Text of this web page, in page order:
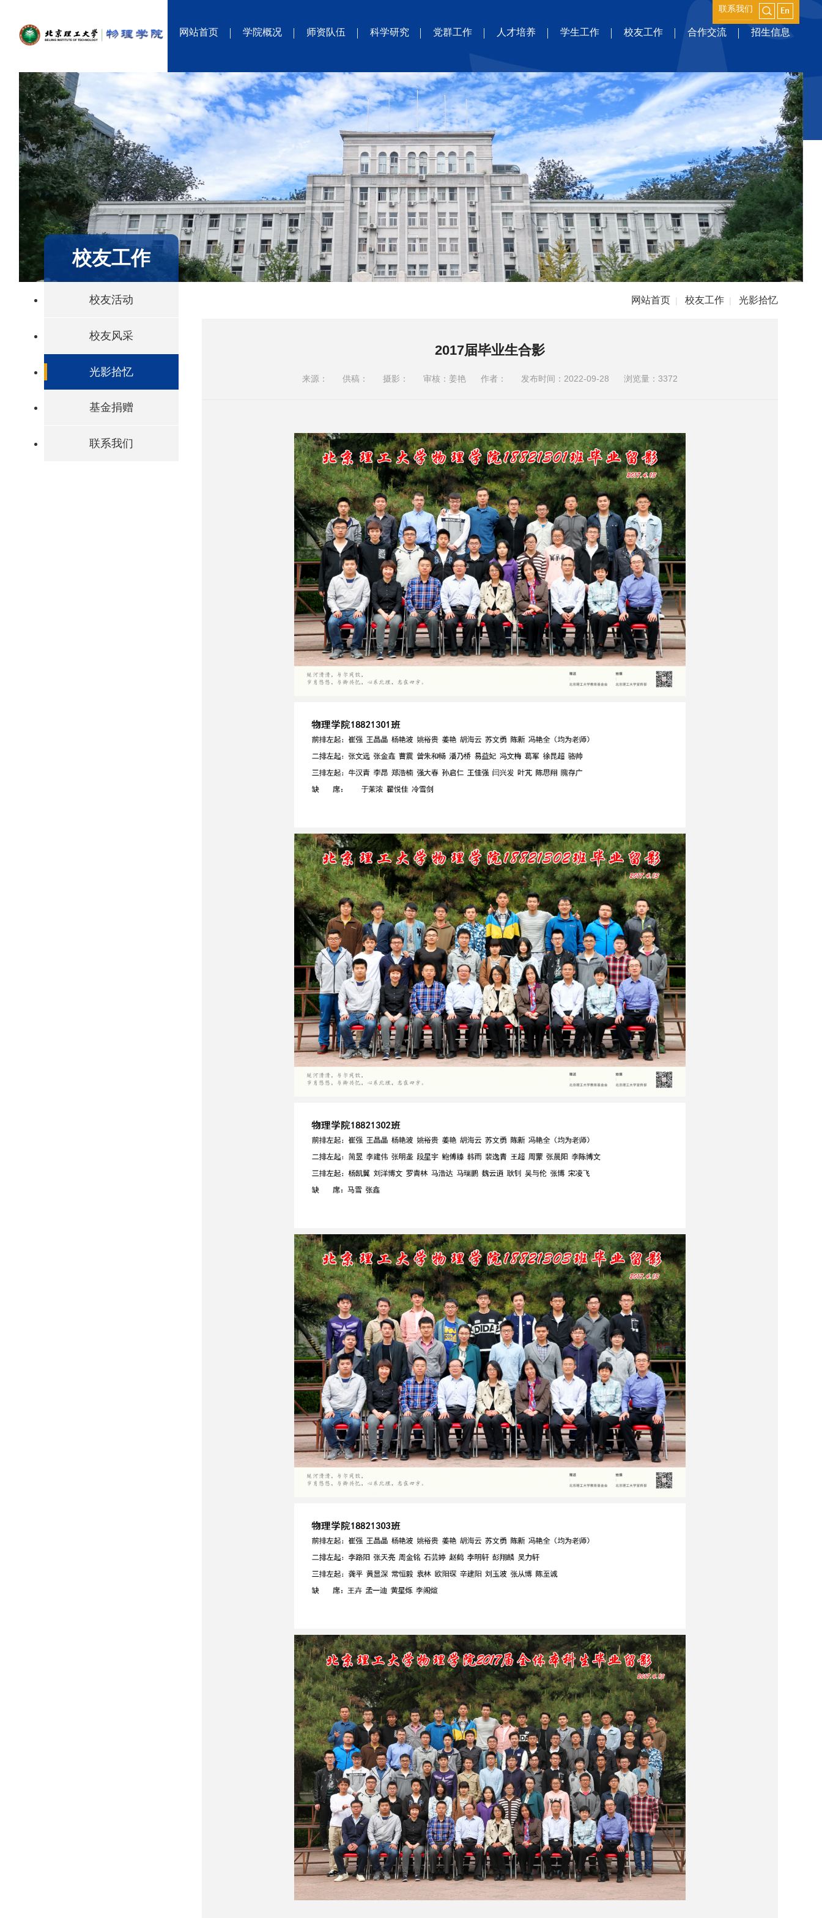
联系我们
网站首页 学院概况 师资队伍 科学研究 党群工作 人才培养 学生工作 校友工作 合作交流 招生信息
校友工作
校友活动
校友风采
光影拾忆
基金捐赠
联系我们
网站首页 | 校友工作 | 光影拾忆
2017届毕业生合影
来源： 供稿： 摄影： 审核：姜艳 作者： 发布时间：2022-09-28 浏览量： 3372